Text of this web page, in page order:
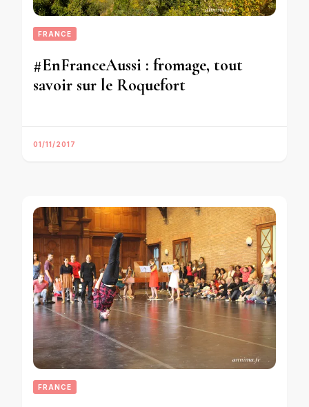
FRANCE
#EnFranceAussi : fromage, tout
savoir sur le Roquefort
01/11/2017
FRANCE